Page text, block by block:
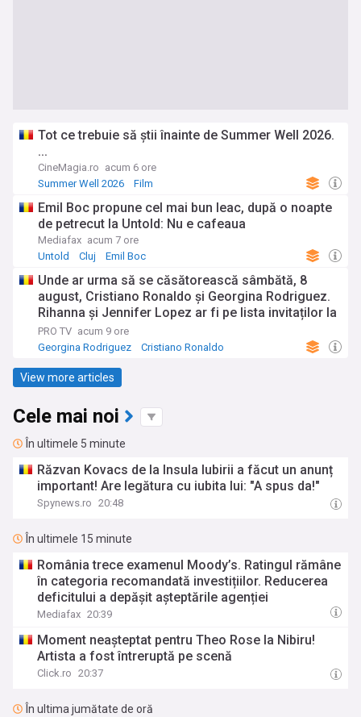
Tot ce trebuie să știi înainte de Summer Well 2026.
...
CineMagia.ro acum 6 ore
Summer Well 2026
Film
Emil Boc propune cel mai bun leac, după o noapte
de petrecut la Untold: Nu e cafeaua
Mediafax acum 7 ore
Untold
Cluj Emil Boc
Unde ar urma să se căsătorească sâmbătă, 8
august, Cristiano Ronaldo și Georgina Rodriguez.
Rihanna și Jennifer Lopez ar fi pe lista invitaților la
nuntă
PRO TV acum 9 ore
Georgina Rodriguez
Cristiano Ronaldo
View more articles
Cele mai noi
În ultimele 5 minute
Răzvan Kovacs de la Insula Iubirii a făcut un anunț
important! Are legătura cu iubita lui: "A spus da!"
Spynews.ro 20:48
În ultimele 15 minute
România trece examenul Moody’s. Ratingul rămâne
în categoria recomandată investițiilor. Reducerea
deficitului a depășit așteptările agenției
Mediafax 20:39
Moment neașteptat pentru Theo Rose la Nibiru!
Artista a fost întreruptă pe scenă
Click.ro 20:37
În ultima jumătate de oră